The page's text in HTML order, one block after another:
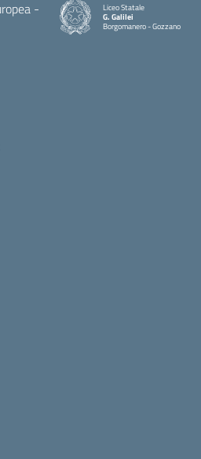
Liceo Statale
G. Galilei
Borgomanero - Gozzano